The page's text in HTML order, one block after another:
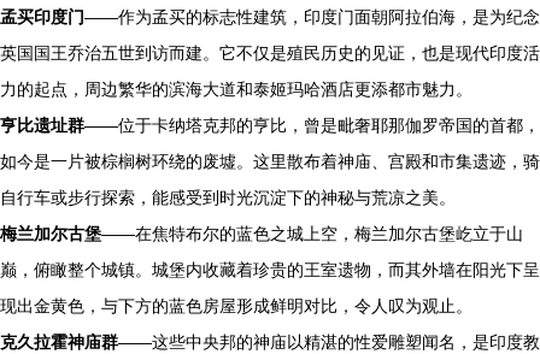
孟买印度门——作为孟买的标志性建筑，印度门面朝阿拉伯海，是为纪念
英国国王乔治五世到访而建。它不仅是殖民历史的见证，也是现代印度活
力的起点，周边繁华的滨海大道和泰姬玛哈酒店更添都市魅力。
亨比遗址群——位于卡纳塔克邦的亨比，曾是毗奢耶那伽罗帝国的首都，
如今是一片被棕榈树环绕的废墟。这里散布着神庙、宫殿和市集遗迹，骑
自行车或步行探索，能感受到时光沉淀下的神秘与荒凉之美。
梅兰加尔古堡——在焦特布尔的蓝色之城上空，梅兰加尔古堡屹立于山
巅，俯瞰整个城镇。城堡内收藏着珍贵的王室遗物，而其外墙在阳光下呈
现出金黄色，与下方的蓝色房屋形成鲜明对比，令人叹为观止。
克久拉霍神庙群——这些中央邦的神庙以精湛的性爱雕塑闻名，是印度教